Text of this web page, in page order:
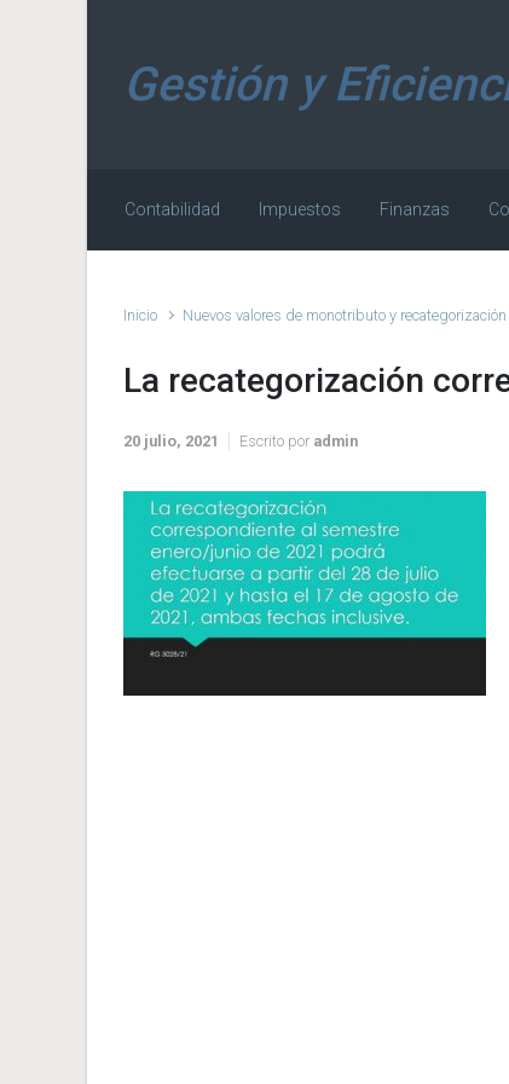
Gestión y
Contabilidad Impuestos Finanzas
Inicio Nuevos valores de monotributo y recategorización
La recategorización
20 julio, 2021 Escrito por admin